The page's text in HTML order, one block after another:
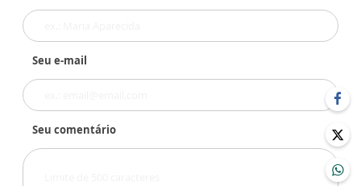
Seu e-mail
Seu comentário